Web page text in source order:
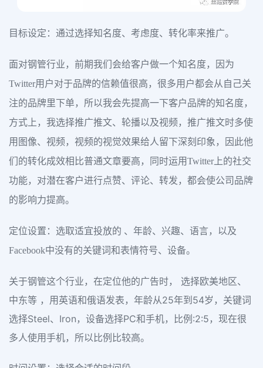
目标设定：通过选择知名度、考虑度、转化率来推广。
面对钢管行业，前期我们会给客户做一个知名度，因为
Twitter用户对于品牌的信赖值很高，很多用户都会从自己关
注的品牌里下单，所以我会先提高一下客户品牌的知名度，
方式上，我选择推广推文、轮播以及视频，推广推文时多使
用图像、视频，视频的视觉效果给人留下深刻印象，因此他
们的转化成效相比普通文章要高，同时运用Twitter上的社交
功能，对潜在客户进行点赞、评论、转发，都会使公司品牌
的影响力提高。
定位设置：选取适宜投放的 、年龄、兴趣、语言，以及
Facebook中没有的关键词和表情符号、设备。
关于钢管这个行业，在定位他的广告时， 选择欧美地区、
中东等 ，用英语和俄语发表，年龄从25年到54岁，关键词
选择Steel、Iron，设备选择PC和手机，比例:2:5，现在很
多人使用手机，所以比例比较高。